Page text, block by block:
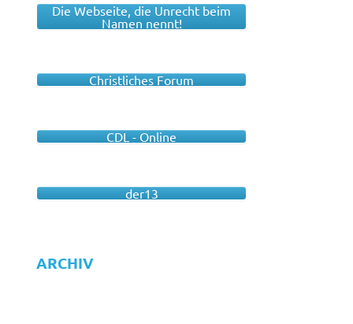
Die Webseite, die Unrecht beim
Namen nennt!
Christliches Forum
CDL - Online
der13
ARCHIV